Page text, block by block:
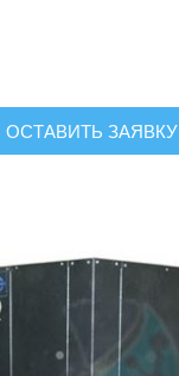
ОСТАВИТЬ ЗАЯВКУ